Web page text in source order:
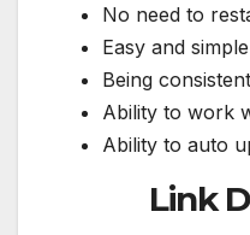
No need to
Easy and
Being
Ability to work
Ability to auto
Link